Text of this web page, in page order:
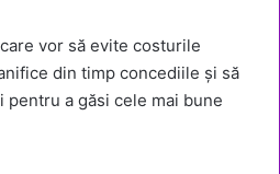
vor să evite costurile
din timp concediile și să
a găsi cele mai bune